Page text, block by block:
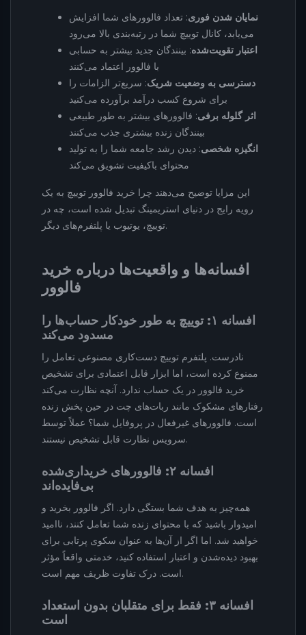
نمایان شدن فوری: تعداد فالوورهای شما افزایش
می‌یابد، کانال توییچ شما در رتبه‌بندی بالا می‌رود
اعتبار تقویت‌شده: بینندگان جدید بیشتر به حسابی
با فالوور اعتماد می‌کنند
دسترسی به وضعیت شریک: سریع‌تر الزامات را
برای شروع کسب درآمد برآورده می‌کنید
اثر گلوله برفی: فالوورهای بیشتر به طور طبیعی
بینندگان زنده بیشتری جذب می‌کنند
انگیزه شخصی: دیدن رشد جامعه شما را به تولید
محتوای باکیفیت تشویق می‌کند
این مزایا توضیح می‌دهند چرا خرید فالوور توییچ به یک
رویه رایج در دنیای استریمینگ تبدیل شده است، چه در
توییچ، یوتیوب یا پلتفرم‌های دیگر.
افسانه‌ها و واقعیت‌ها درباره خرید
فالوور
افسانه ۱: توییچ به طور خودکار حساب‌ها را
مسدود می‌کند
نادرست. پلتفرم توییچ دست‌کاری مصنوعی تعامل را
ممنوع کرده است، اما ابزار قابل اعتمادی برای تشخیص
خرید فالوور در یک حساب ندارد. آنچه نظارت می‌کند
رفتارهای مشکوک مانند ربات‌های چت در حین پخش زنده
است. فالوورهای غیرفعال در پروفایل شما؟ عملاً توسط
سرویس نظارت قابل تشخیص نیستند.
افسانه ۲: فالوورهای خریداری‌شده
بی‌فایده‌اند
همه‌چیز به هدف شما بستگی دارد. اگر فالوور بخرید و
امیدوار باشید که با محتوای زنده شما تعامل کنند، ناامید
خواهید شد. اما اگر از آن‌ها به عنوان سکوی پرتابی برای
بهبود دیده‌شدن و اعتبار استفاده کنید، خدمتی واقعاً مؤثر
است. درک تفاوت ظریف مهم است.
افسانه ۳: فقط برای متقلبان بدون استعداد
است